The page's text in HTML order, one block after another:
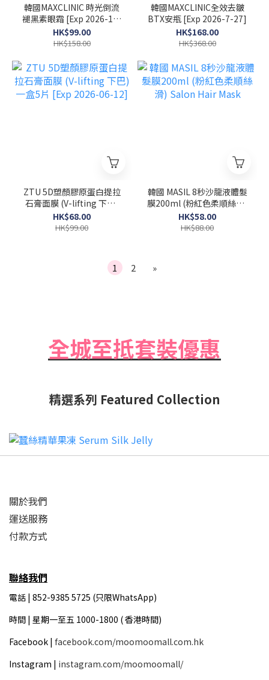
韓國MAXCLINIC 時光倒流
褪黑素眼霜 [Exp 2026-12-
13]
HK$99.00
HK$158.00
韓國MAXCLINIC全效去皺
BTX安瓶 [Exp 2026-7-27]
HK$168.00
HK$368.00
ZTU 5D塑顏膠原蛋白提拉
石膏面膜 (V-lifting 下巴)
一盒5片 [Exp 2026-06-12]
HK$68.00
HK$99.00
韓國 MASIL 8秒沙龍液體髮
膜200ml (粉紅色柔順絲滑)
Salon Hair Mask
HK$58.00
HK$88.00
1 2 »
全城至抵套裝優惠
精選系列 Featured Collection
關於我們
運送服務
付款方式
聯絡我們
電話 | 852-9385 5725 (只限WhatsApp)
時間 | 星期一至五 1000-1800 ( 香港時間)
Facebook | facebook.com/moomoomall.com.hk
Instagram | instagram.com/moomoomall/